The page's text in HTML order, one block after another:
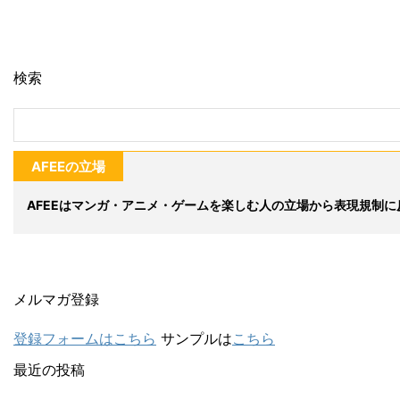
検索
AFEEの立場
AFEEはマンガ・アニメ・ゲームを楽しむ人の立場から表現規制
メルマガ登録
登録フォームはこちら サンプルはこちら
最近の投稿